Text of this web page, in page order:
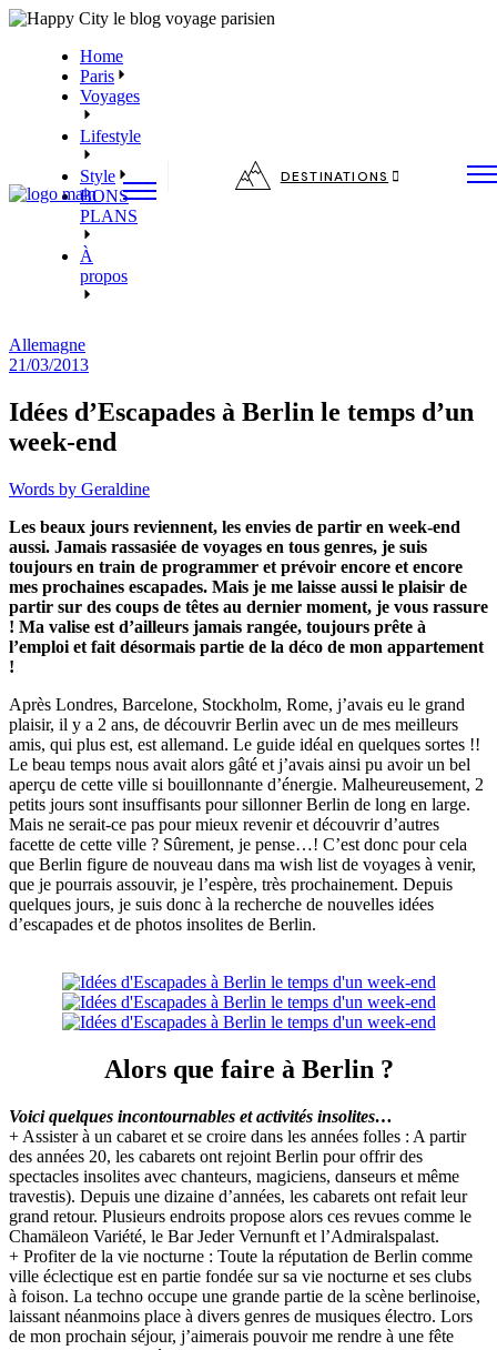
Skip
Home
Paris
Voyages
Lifestyle
Style
BONS
PLANS
À
propos
DESTINATIONS
Allemagne
21/03/2013
Idées d’Escapades à Berlin le temps d’un
week-end
Words by Geraldine
Les beaux jours reviennent, les envies de partir en week-end
aussi. Jamais rassasiée de voyages en tous genres, je suis
toujours en train de programmer et prévoir encore et encore
mes prochaines escapades. Mais je me laisse aussi le plaisir de
partir sur des coups de têtes au dernier moment, je vous rassure
! Ma valise est d’ailleurs jamais rangée, toujours prête à
l’emploi et fait désormais partie de la déco de mon appartement
!
Après Londres, Barcelone, Stockholm, Rome, j’avais eu le grand
plaisir, il y a 2 ans, de découvrir Berlin avec un de mes meilleurs
amis, qui plus est, est allemand. Le guide idéal en quelques sortes !!
Le beau temps nous avait alors gâté et j’avais ainsi pu avoir un bel
aperçu de cette ville si bouillonnante d’énergie. Malheureusement, 2
petits jours sont insuffisants pour sillonner Berlin de long en large.
Mais ne serait-ce pas pour mieux revenir et découvrir d’autres
facette de cette ville ? Sûrement, je pense…! C’est donc pour cela
que Berlin figure de nouveau dans ma wish list de voyages à venir,
que je pourrais assouvir, je l’espère, très prochainement. Depuis
quelques jours, je suis donc à la recherche de nouvelles idées
d’escapades et de photos insolites de Berlin.
Alors que faire à Berlin ?
Voici quelques incontournables et activités insolites…
+ Assister à un cabaret et se croire dans les années folles : A partir
des années 20, les cabarets ont rejoint Berlin pour offrir des
spectacles insolites avec chanteurs, magiciens, danseurs et même
travestis). Depuis une dizaine d’années, les cabarets ont refait leur
grand retour. Plusieurs endroits propose alors ces revues comme le
Chamäleon Variété, le Bar Jeder Vernunft et l’Admiralspalast.
+ Profiter de la vie nocturne : Toute la réputation de Berlin comme
ville éclectique est en partie fondée sur sa vie nocturne et ses clubs
à foison. La techno occupe une grande partie de la scène berlinoise,
laissant néanmoins place à divers genres de musiques électro. Lors
de mon prochain séjour, j’aimerais pouvoir me rendre à une fête